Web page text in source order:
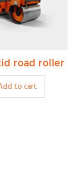
$400.00
road roller
to cart